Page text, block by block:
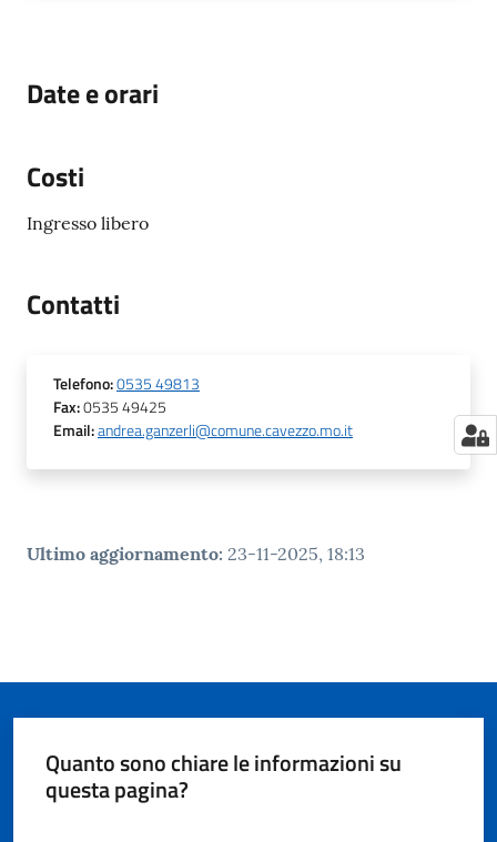
Date e orari
Costi
Ingresso libero
Contatti
Telefono:0535 49813
Fax:0535 49425
Email:andrea.ganzerli@comune.cavezzo.mo.it
Ultimo aggiornamento: 23-11-2025, 18:13
Quanto sono chiare le informazioni su
questa pagina?